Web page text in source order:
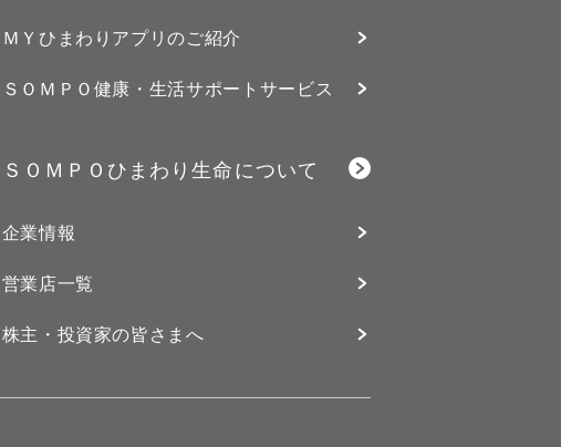
ＭＹひまわりアプリのご紹介
ＳＯＭＰＯ健康・生活サポートサービス
ＳＯＭＰＯひまわり生命について
企業情報
営業店一覧
株主・投資家の皆さまへ